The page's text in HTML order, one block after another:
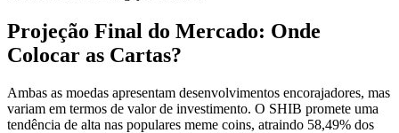
Projeção Final do Mercado: Onde
Colocar as Cartas?
Ambas as moedas apresentam desenvolvimentos encorajadores, mas
variam em termos de valor de investimento. O SHIB promete uma
tendência de alta nas populares meme coins, atraindo 58,49% dos